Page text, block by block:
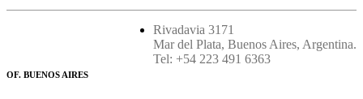
Rivadavia 3171
Mar del Plata, Buenos Aires, Argentina.
Tel: +54 223 491 6363
OF. BUENOS AIRES